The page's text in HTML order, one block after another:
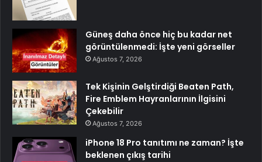
Güneş daha önce hiç bu kadar net
görüntülenmedi: İşte yeni görseller
Ağustos 7, 2026
Tek Kişinin Gelştirdiği Beaten Path,
Fire Emblem Hayranlarının İlgisini
Çekebilir
Ağustos 7, 2026
iPhone 18 Pro tanıtımı ne zaman? İşte
beklenen çıkış tarihi